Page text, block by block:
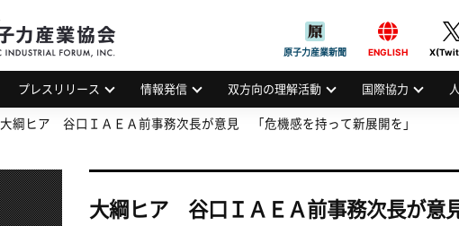
JAPAN ATOMIC INDUSTRIAL FORUM, INC.
原子力産業新聞 ENGLISH
プレスリリース 情報発信 双方向の理解活動 国際協力
大綱ヒア 谷口ＩＡＥＡ前事務次長が意見 「危機感を持って新展開を」
大綱ヒア 谷口ＩＡＥＡ前事務次長が意